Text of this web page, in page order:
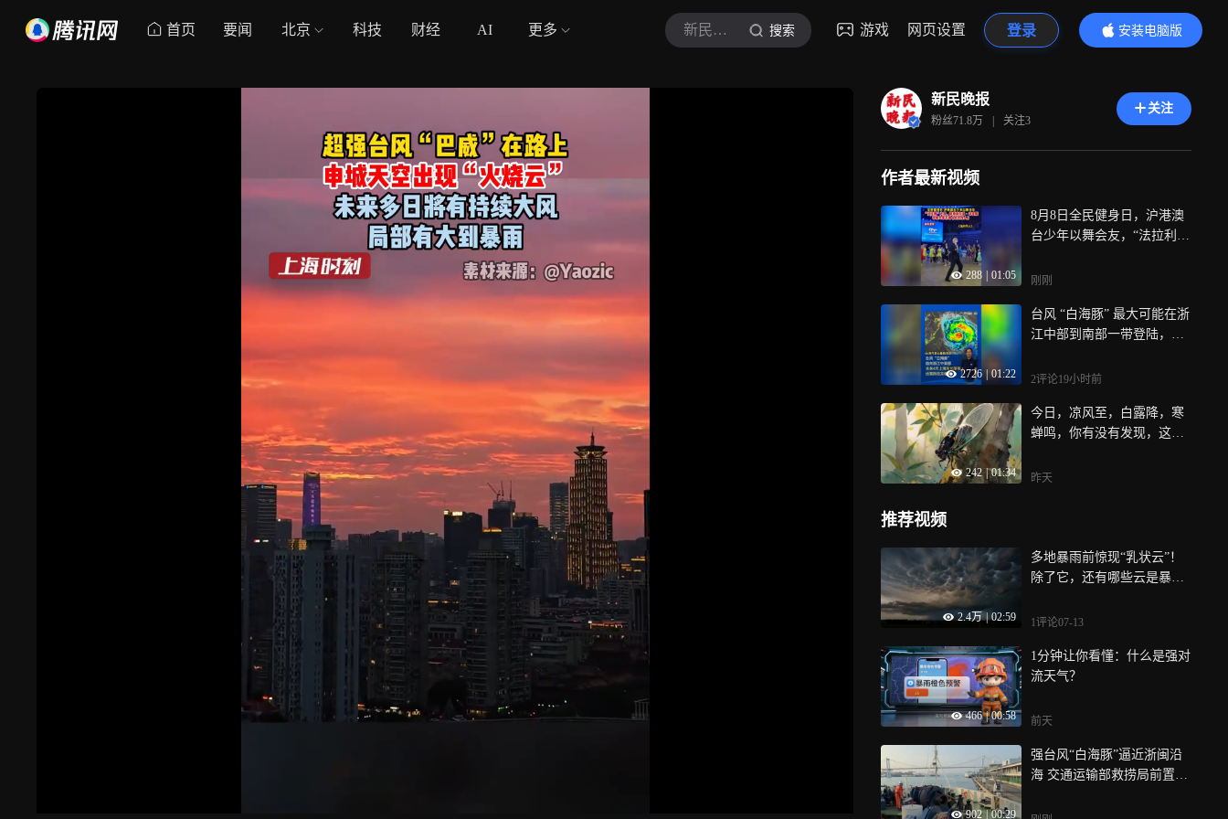
首页 要闻 北京 科技 财经 AI 更多 新民晚报 搜索 游戏 网页设置 登录
安装电脑版
内容更精彩
新民晚报
粉丝71.8万 | 关注3
关注
作者最新视频
288 01:05
8月8日全民健身日，沪港澳
台少年以舞会友，“法拉利”
带领大家齐跳《龙的传人》
刚刚
2726 01:22
台风 “白海豚” 最大可能在浙
江中部到南部一带登陆，它
首席预报员：台风影响可能
警惕龙卷风 的可能性
2评论19小时前
242 | 01:34
今日，凉风至，白露降，寒
蝉鸣，你有没有发现，这几
不是它们变“吵”了，而是城
市生态越健康！
昨天
推荐视频
2.4万 | 02:59
多地暴雨前惊现“乳状云”！
除了它，还有哪些云是暴雨
1评论07-13
466 | 00:58
1分钟让你看懂：什么是强对
流天气？
前天
902 00:29
强台风“白海豚”逼近浙闽沿
海 交通运输部救捞局前置苏